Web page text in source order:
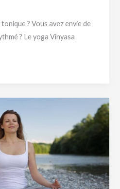
? Vous avez envie de
? Le yoga Vinyasa